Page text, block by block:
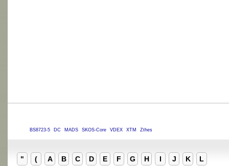
BS8723-5 DC MADS SKOS-Core VDEX XTM Zthes
" ( A B C D E F G H I J K L